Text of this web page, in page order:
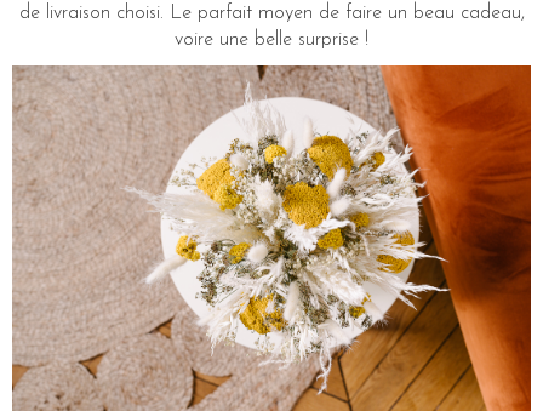
de livraison choisi. Le parfait moyen de faire un beau cadeau,
voire une belle surprise !